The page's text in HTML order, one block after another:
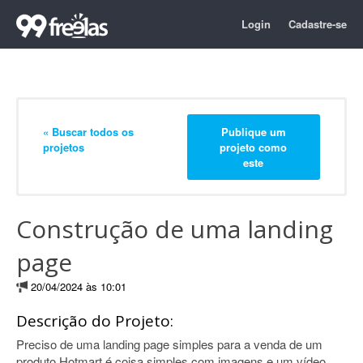
Login Cadastre-se
« Buscar todos os
projetos
Publique um
projeto como
este
Construção de uma landing
page
20/04/2024 às 10:01
Descrição do Projeto:
Preciso de uma landing page simples para a venda de um